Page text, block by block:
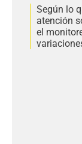
Según lo
atención
el